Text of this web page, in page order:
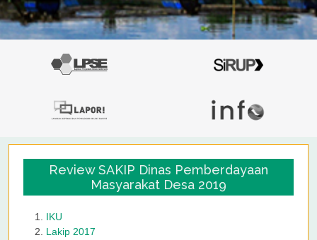
Review SAKIP Dinas Pemberdayaan
Masyarakat Desa 2019
IKU
Lakip 2017